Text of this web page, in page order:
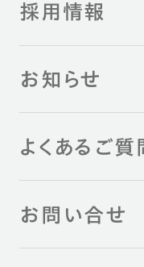
採用情報
お知らせ
よくあるご質
お問い合せ